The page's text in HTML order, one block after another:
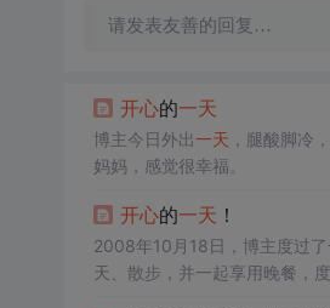
请发表友善的回复…
开心的一天
博主今日外出一天 ，腿酸脚冷
妈妈，感觉很幸福。
开心的一天 ！
2008年10月18日，博主度过了
天、散步，并一起享用晚餐，